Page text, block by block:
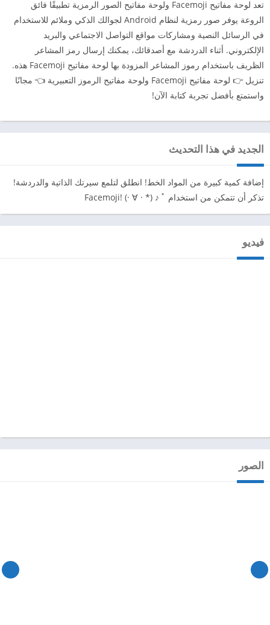
تعد لوحة مفاتيح Facemoji ولوحة مفاتيح الصور الرمزية تطبيقًا فائق
الروعة يوفر صور رمزية لنظام Android لجوالك الذكي وملائم للاستخدام
في الرسائل النصية ومشاركات مواقع التواصل الاجتماعي والبريد
الإلكتروني. أثناء الدردشة مع أصدقائك، يمكنك إرسال رمز المشاعر
الظريف باستخدام رموز المشاعر المزودة بها لوحة مفاتيح Facemoji هذه.
تنزيل 👉 لوحة مفاتيح Facemoji ولوحة مفاتيح الرموز التعبيرية 👈 مجانًا
واستمتع بأفضل تجربة كتابة الآن!‏‎
الجديد في هذا التحديث
إضافة كمية كبيرة من المواد الخط! انطلق لتلمع سيرتك الذاتية والدردشة!
تذكر أن تتمكن من استخدام Facemoji! (· ∀ · *) ♪ ﾟ
فيديو
الصور